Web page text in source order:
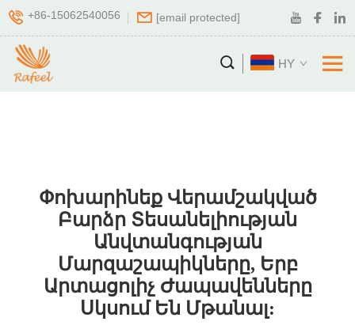
+86-15062540056 [email protected]
HY
Փոխարինեք Վերամշակված
Բարձր Տեսանելիության
Անվտանգության
Մարզաշապիկները, Երբ
Արտացոլիչ Ժապավենները
Սկսում Են Մթանալ: